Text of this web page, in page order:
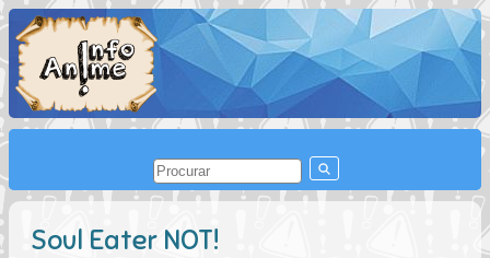
Soul Eater NOT!